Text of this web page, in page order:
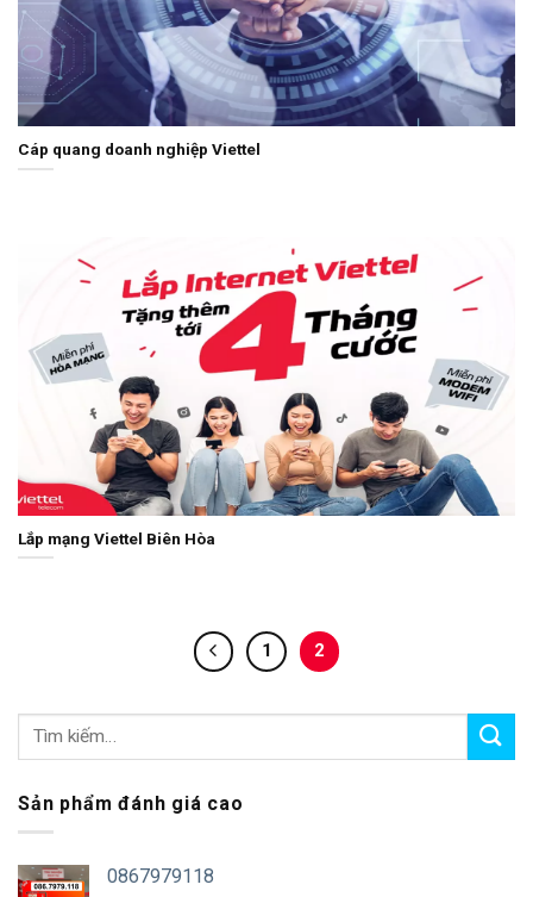
Cáp quang doanh nghiệp Viettel
Lắp mạng Viettel Biên Hòa
1 2
Sản phẩm đánh giá cao
0867979118